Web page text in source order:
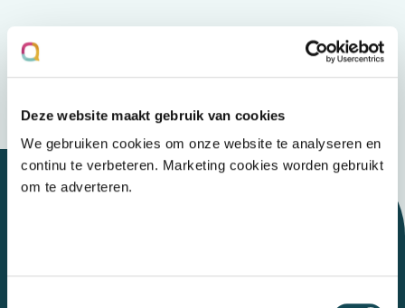
Deze website maakt gebruik van cookies
We gebruiken cookies om onze website te analyseren en
continu te verbeteren. Marketing cookies worden gebruikt
om te adverteren.